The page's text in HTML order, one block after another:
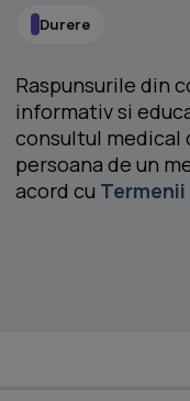
Durere
Raspunsurile din
informativ si
consultul medical
persoana de un
acord cu